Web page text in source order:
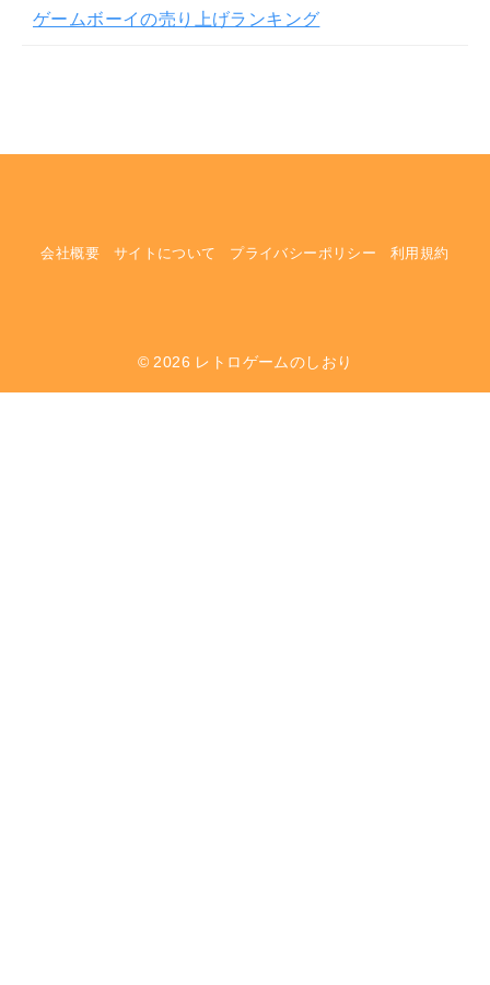
ゲームボーイの売り上げランキング
会社概要 サイトについて プライバシーポリシー 利用規約
© 2026 レトロゲームのしおり